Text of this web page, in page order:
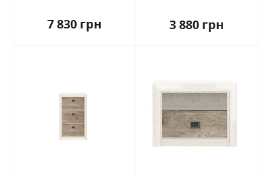
7 830 грн 3 880 грн